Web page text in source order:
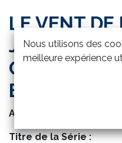
LE VENT DE
JUNIOR -
GUERRE
ENFANTS
Auteur :
Titre de la Série :
Nous utilisons des
meilleure expérience